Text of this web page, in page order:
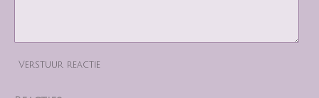
Verstuur reactie